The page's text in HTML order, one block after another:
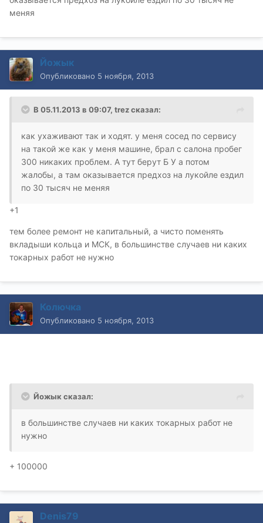
меняя
Йожык
Опубликовано 5 ноября, 2013
В 05.11.2013 в 09:07, trez сказал:
как ухаживают так и ходят. у меня сосед по сервису
на такой же как у меня машине, брал с салона пробег
300 никаких проблем. А тут берут Б У а потом
жалобы, а там оказывается предхоз на лукойле ездил
по 30 тысяч не меняя
+1
тем более ремонт не капитальный, а чисто поменять
вкладыши кольца и МСК, в большинстве случаев ни каких
токарных работ не нужно
Колючка
Опубликовано 5 ноября, 2013
Йожык сказал:
в большинстве случаев ни каких токарных работ не
нужно
+ 100000
Denis79